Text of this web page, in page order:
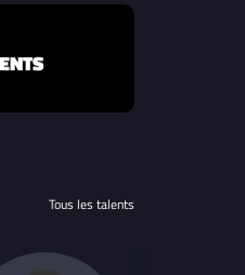
Tous les talents